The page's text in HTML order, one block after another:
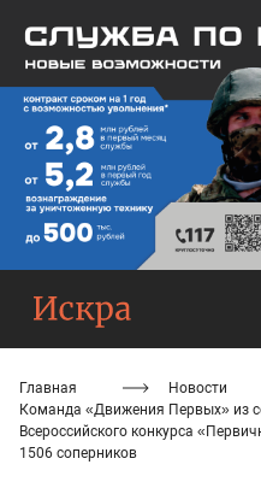
Главная
Новости
Команда «Движения Первых» из
Всероссийского конкурса
1506 соперников